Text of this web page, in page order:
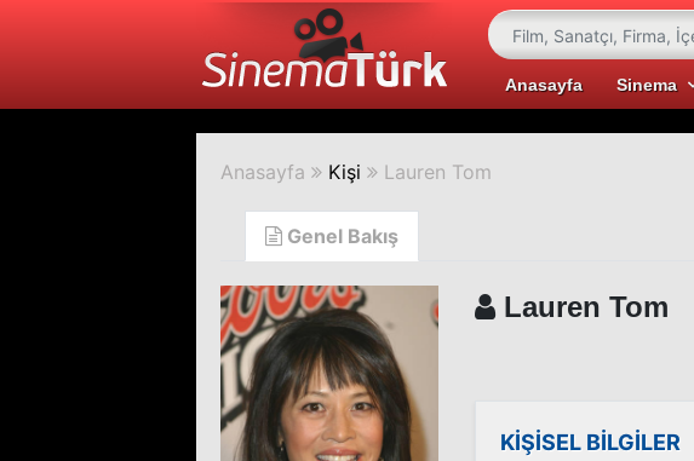
Anasayfa Sinema
Anasayfa Kişi Lauren Tom
Genel Bakış
Lauren Tom
KİŞİSEL BİLGİLER